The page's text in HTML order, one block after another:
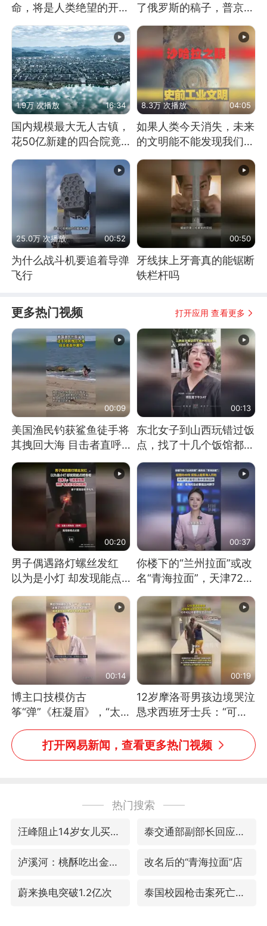
命，将是人类绝望的开
始？
了俄罗斯的稿子，普京说
战胜自己就是胜利
1.9万 次播放 16:34
国内规模最大无人古镇，
花50亿新建的四合院竟
8.3万 次播放 04:05
如果人类今天消失，未来
的文明能不能发现我们存
25.0万 次播放 00:52
为什么战斗机要追着导弹
飞行
00:50
牙线抹上牙膏真的能锯断
铁栏杆吗
更多热门视频 打开应用 查看更多
00:09
美国渔民钓获鲨鱼徒手将
其拽回大海 目击者直呼
震惊 （视频来源：参考
消息）
00:13
东北女子到山西玩错过饭
点，找了十几个饭馆都没
开门：午休到几点
00:20
男子偶遇路灯螺丝发红
以为是小灯 却发现能点
燃香烟 当事人：已报警
处理
00:37
你楼下的“兰州拉面”或改
名“青海拉面”，天津72家
面馆已集体更换招牌
00:14
博主口技模仿古
筝“弹”《枉凝眉》，“太
像了～你是吃古筝长大的
吗？”“或将成为首位考级
不带古筝的选手。”（来
00:19
12岁摩洛哥男孩边境哭泣
恳求西班牙士兵：“可不
可以不要把我遣返回国”
打开网易新闻，查看更多热门视频
热门搜索
汪峰阻止14岁女儿买大牌 泰交通部副部长回应中国人遭歧视手势
泸溪河：桃酥吃出金属牙冠视频不实 改名后的“青海拉面”店
蔚来换电突破1.2亿次 泰国校园枪击案死亡人数升至7人